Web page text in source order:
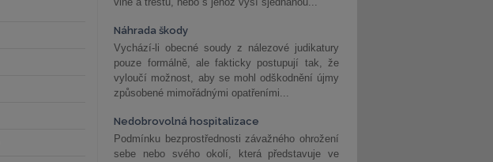
Náhrada škody
Vychází-li obecné soudy z nálezové judikatury
pouze formálně, ale fakticky postupují tak, že
vyloučí možnost, aby se mohl odškodnění újmy
způsobené mimořádnými opatřeními...
Nedobrovolná hospitalizace
Podmínku bezprostřednosti závažného ohrožení
sebe nebo svého okolí, která představuje ve